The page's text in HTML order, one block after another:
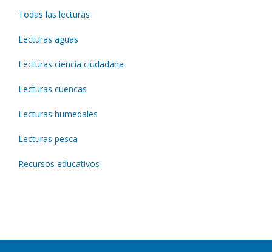
Todas las lecturas
Lecturas aguas
Lecturas ciencia ciudadana
Lecturas cuencas
Lecturas humedales
Lecturas pesca
Recursos educativos